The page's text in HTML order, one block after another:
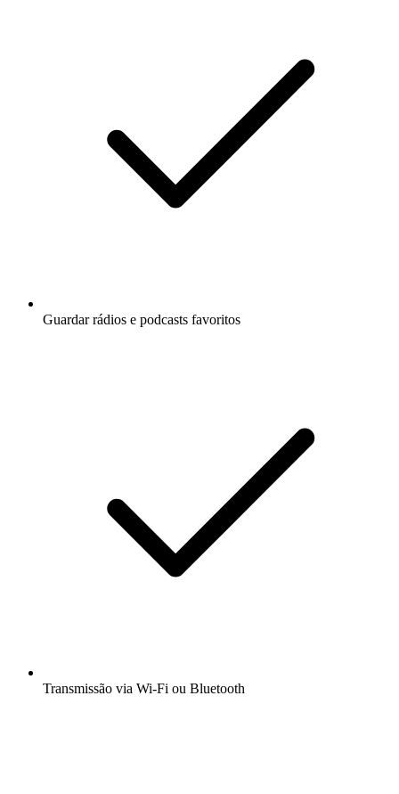
Guardar rádios e podcasts favoritos
Transmissão via Wi-Fi ou Bluetooth